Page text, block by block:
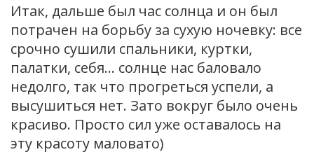
Итак, дальше был час солнца и он был
потрачен на борьбу за сухую ночевку: все
срочно сушили спальники, куртки,
палатки, себя… солнце нас баловало
недолго, так что прогреться успели, а
высушиться нет. Зато вокруг было очень
красиво. Просто сил уже оставалось на
эту красоту маловато)